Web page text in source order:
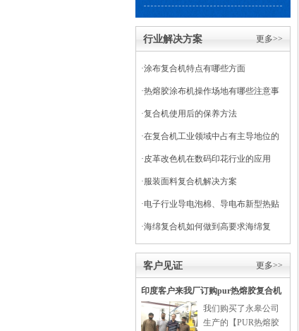
更多>>
行业解决方案
·涂布复合机特点有哪些方面
·热熔胶涂布机操作场地有哪些注意事
项
·复合机使用后的保养方法
·在复合机工业领域中占有主导地位的
干式复合机
·皮革改色机在数码印花行业的应用
·服装面料复合机解决方案
·电子行业导电泡棉、导电布新型热贴
复合
·海绵复合机如何做到高要求海绵复
更多>>
客户见证
印度客户来我厂订购pur热熔胶复合机
我们购买了永皋公司
生产的【PUR热熔胶